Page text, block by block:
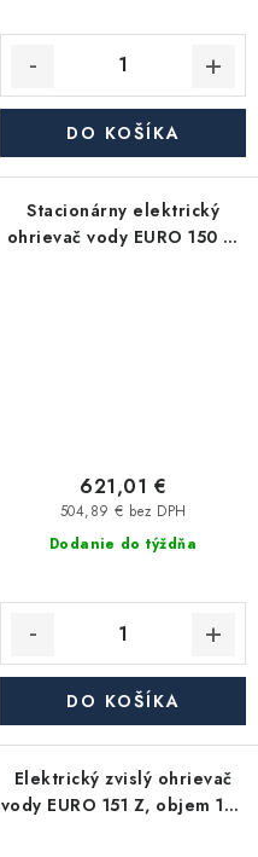
DO KOŠÍKA
Stacionárny elektrický
ohrievač vody EURO 150 S,
Dodanie do týždňa
504,89 € bez DPH
621,01 €
DO KOŠÍKA
Elektrický zvislý ohrievač
vody EURO 151 Z, objem 150